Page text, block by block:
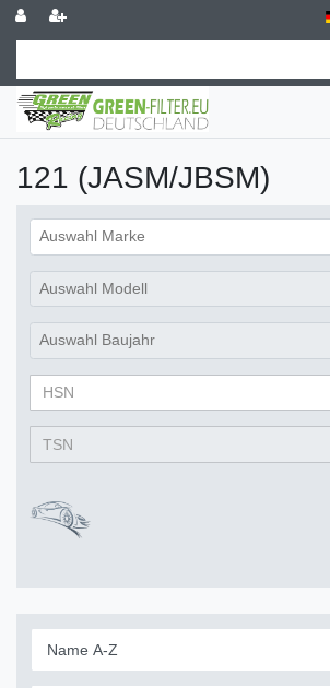
121 (JASM/JBSM)
Auswahl Marke
Auswahl Modell
Auswahl Baujahr